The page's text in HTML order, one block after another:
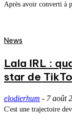
Après avoir converti à
News
Lala IRL :
star de
elodierhum - 7 août
C'est une trajectoire